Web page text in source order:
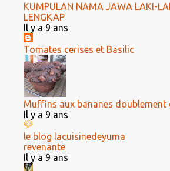
KUMPULAN NAMA JAWA LAKI-
LENGKAP
Il y a 9 ans
Tomates cerises et Basilic
Muffins aux bananes doublement
Il y a 9 ans
le blog lacuisinedeyuma
revenante
Il y a 9 ans